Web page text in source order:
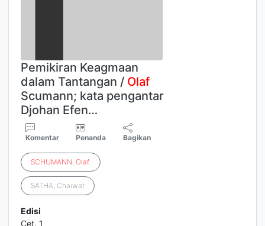
Pemikiran Keagmaan
dalam Tantangan / Olaf
Scumann; kata pengantar
Djohan Efen…
Komentar Penanda Bagikan
SCHUMANN, Olaf.
SATHA, Chaiwat
Edisi
Cet. 1